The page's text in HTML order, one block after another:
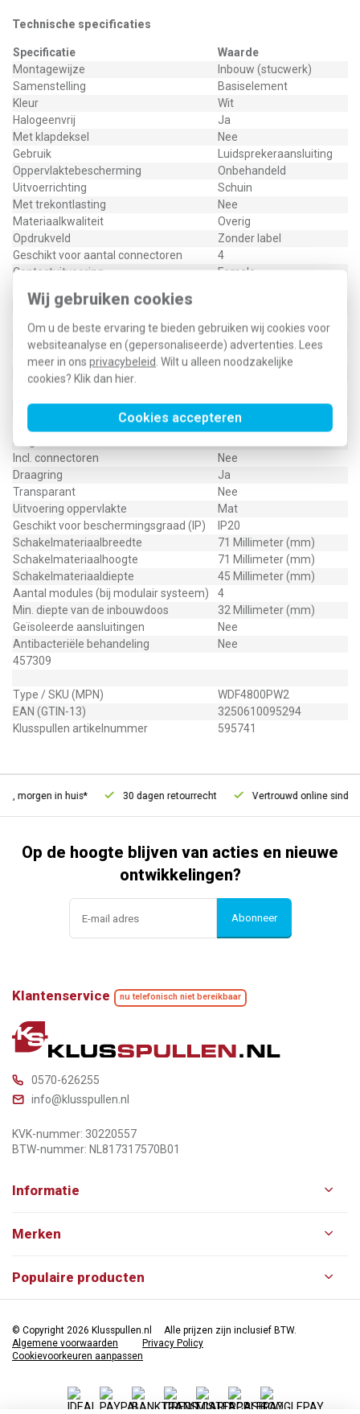
Wij gebruiken cookies
Om u de beste ervaring te bieden gebruiken wij cookies voor
websiteanalyse en (gepersonaliseerde) advertenties. Lees
meer in ons privacybeleid. Wilt u alleen noodzakelijke
cookies? Klik dan hier.
Cookies accepteren
Technische specificaties
Specificatie
Waarde
Montagewijze
Inbouw (stucwerk)
Samenstelling
Basiselement
Kleur
Wit
Halogeenvrij
Ja
Met klapdeksel
Nee
Gebruik
Luidsprekeraansluiting
Oppervlaktebescherming
Onbehandeld
Uitvoerrichting
Schuin
Met trekontlasting
Nee
Materiaalkwaliteit
Overig
Opdrukveld
Zonder label
Geschikt voor aantal connectoren
4
Contactuitvoering
Female
Bevestigingswijze
Bussen afgeschermd
Nee
Afgeschermde behuizing
Nee
Met verlichting
Nee
Kroonsteen
Met stofbescherming
Nee
Nee
Slagvastheid
Incl. connectoren
Nee
Draagring
Ja
Transparant
Nee
Uitvoering oppervlakte
Mat
Geschikt voor beschermingsgraad (IP)
IP20
Schakelmateriaalbreedte
71 Millimeter (mm)
Schakelmateriaalhoogte
71 Millimeter (mm)
Schakelmateriaaldiepte
45 Millimeter (mm)
Aantal modules (bij modulair systeem)
4
Min. diepte van de inbouwdoos
32 Millimeter (mm)
Geïsoleerde aansluitingen
Nee
Antibacteriële behandeling
Nee
457309
Type / SKU (MPN)
WDF4800PW2
EAN (GTIN-13)
3250610095294
Klusspullen artikelnummer
595741
morgen in huis* 30 dagen retourrecht Vertrouwd online sinds
Op de hoogte blijven van acties en nieuwe
ontwikkelingen?
Abonneer
Klantenservice nu telefonisch niet bereikbaar
0570-626255
info@klusspullen.nl
KVK-nummer: 30220557
BTW-nummer: NL817317570B01
Informatie
Merken
Populaire producten
© Copyright 2026 Klusspullen.nl
Alle prijzen zijn inclusief BTW.
Algemene voorwaarden
Privacy Policy
Cookievoorkeuren aanpassen